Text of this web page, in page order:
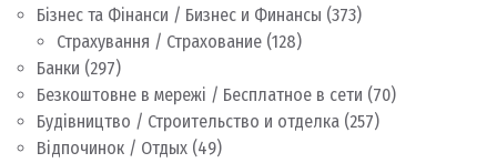
Бізнес та Фінанси / Бизнес и Финансы (373)
Страхування / Страхование (128)
Банки (297)
Безкоштовне в мережі / Бесплатное в сети (70)
Будівництво / Строительство и отделка (257)
Відпочинок / Отдых (49)